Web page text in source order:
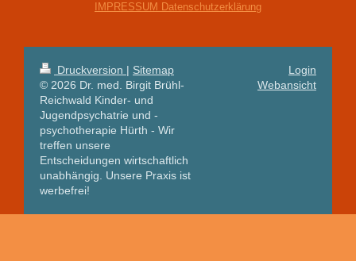
IMPRESSUM Datenschutzerklärung
Druckversion | Sitemap
© 2026 Dr. med. Birgit Brühl-
Reichwald Kinder- und
Jugendpsychatrie und -
psychotherapie Hürth - Wir
treffen unsere
Entscheidungen wirtschaftlich
unabhängig. Unsere Praxis ist
werbefrei!
Login
Webansicht